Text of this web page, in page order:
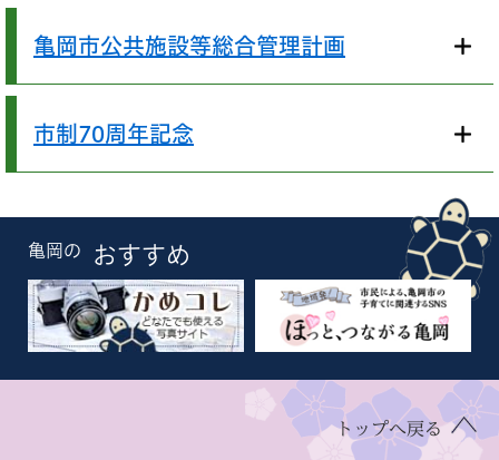
亀岡市公共施設等総合管理計画
市制70周年記念
亀岡の おすすめ
トップへ戻る